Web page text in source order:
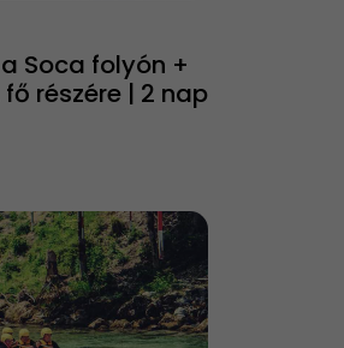
Soca folyón +
részére | 2 nap